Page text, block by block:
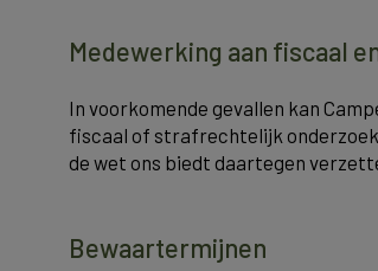
Medewerking aan fiscaal
In voorkomende gevallen kan
fiscaal of strafrechtelijk onderzoek
de wet ons biedt daartegen
Bewaartermijnen